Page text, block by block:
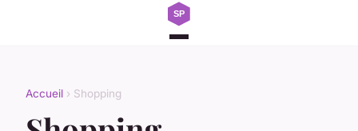
Accueil › Shopping